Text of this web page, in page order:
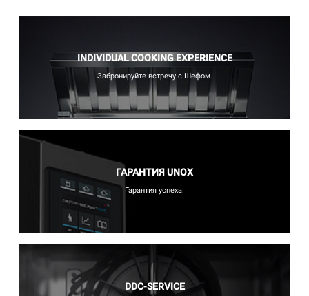
INDIVIDUAL COOKING EXPERIENCE
Забронируйте встречу с Шефом.
ГАРАНТИЯ UNOX
Гарантия успеха.
DDC-SERVICE